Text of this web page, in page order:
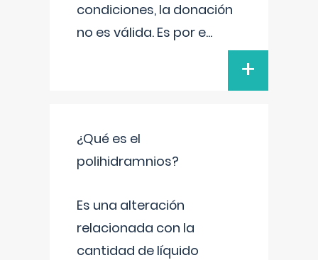
condiciones, la donación
no es válida. Es por e...
+
¿Qué es el
polihidramnios?
Es una alteración
relacionada con la
cantidad de líquido